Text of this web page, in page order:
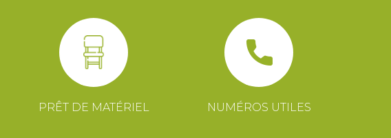
PRÊT DE MATÉRIEL NUMÉROS UTILES